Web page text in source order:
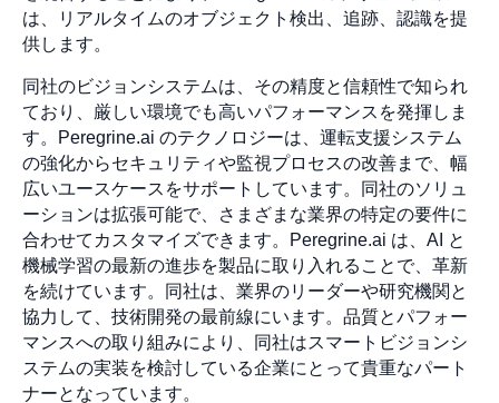
は、リアルタイムのオブジェクト検出、追跡、認識を提
供します。
同社のビジョンシステムは、その精度と信頼性で知られ
ており、厳しい環境でも高いパフォーマンスを発揮しま
す。Peregrine.ai のテクノロジーは、運転支援システム
の強化からセキュリティや監視プロセスの改善まで、幅
広いユースケースをサポートしています。同社のソリュ
ーションは拡張可能で、さまざまな業界の特定の要件に
合わせてカスタマイズできます。Peregrine.ai は、AI と
機械学習の最新の進歩を製品に取り入れることで、革新
を続けています。同社は、業界のリーダーや研究機関と
協力して、技術開発の最前線にいます。品質とパフォー
マンスへの取り組みにより、同社はスマートビジョンシ
ステムの実装を検討している企業にとって貴重なパート
ナーとなっています。